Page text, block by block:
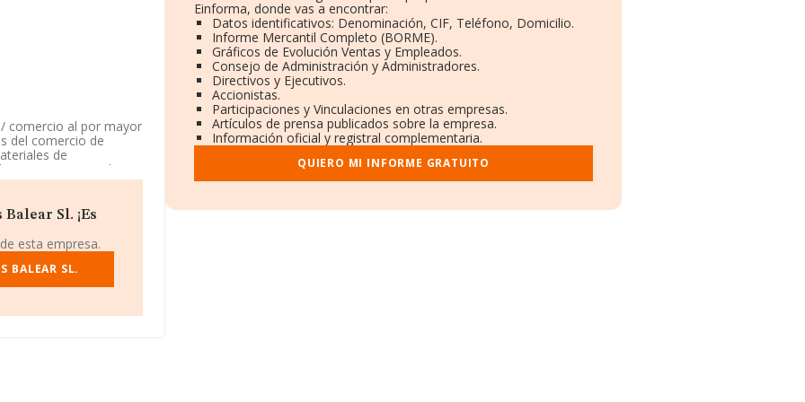
comercio al por mayor
del comercio de
de
Mercantil
a 'Comercio al
y para saber más
.
se encuentra
Sl. ¡Es
esta empresa.
BALEAR SL.
Einforma, donde vas a encontrar:
Datos identificativos: Denominación, CIF, Teléfono, Domicilio.
Informe Mercantil Completo (BORME).
Gráficos de Evolución Ventas y Empleados.
Consejo de Administración y Administradores.
Directivos y Ejecutivos.
Accionistas.
Participaciones y Vinculaciones en otras empresas.
Artículos de prensa publicados sobre la empresa.
Información oficial y registral complementaria.
QUIERO MI INFORME GRATUITO